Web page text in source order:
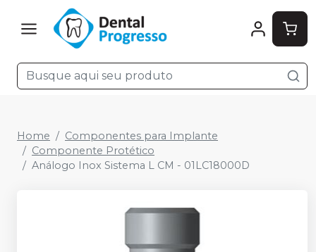
Home
Componentes para Implante
Componente Protético
Análogo Inox Sistema L CM - 01LC18000D